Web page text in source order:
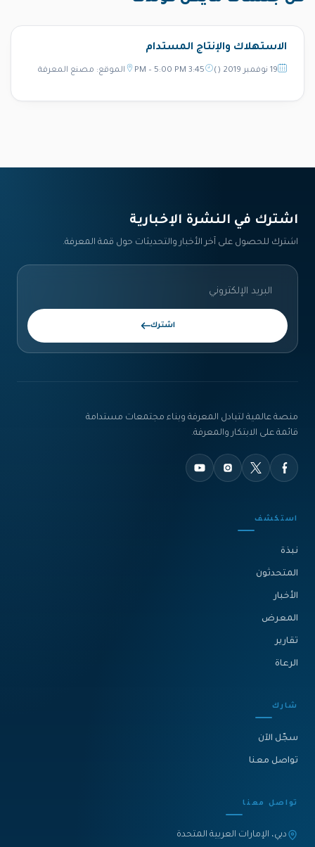
الاستهلاك والإنتاج المستدام
19 نوفمبر 2019 () 3:45 PM – 5:00 PM الموقع: مصنع المعرفة
اشترك في النشرة الإخبارية‎
اشترك للحصول على آخر الأخبار والتحديثات حول قمة المعرفة.
اشترك
منصة عالمية لتبادل المعرفة وبناء مجتمعات مستدامة
قائمة على الابتكار والمعرفة.
استكشف
نبذة‎
المتحدثون
الأخبار
المعرض
تقارير
الرعاة
شارك
سجّل الآن
تواصل معنا
تواصل معنا
دبي، الإمارات العربية المتحدة